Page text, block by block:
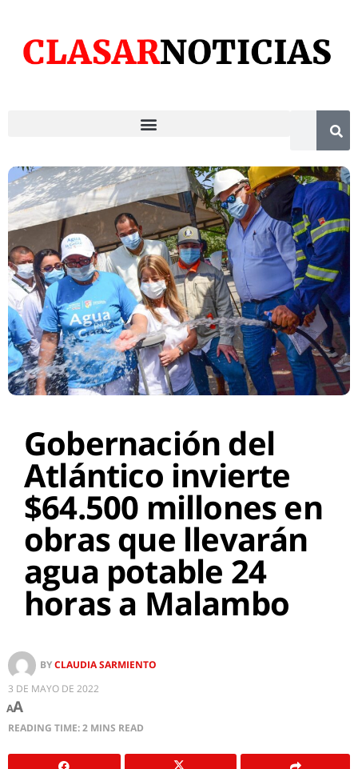
Gobernación del
Atlántico invierte
$64.500 millones en
obras que llevarán
agua potable 24
horas a Malambo
BYCLAUDIA SARMIENTO
3 DE MAYO DE 2022
AA
READING TIME: 2 MINS READ